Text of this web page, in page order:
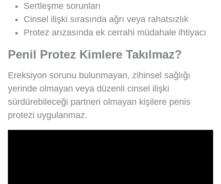
Sertleşme sorunları
Cinsel ilişki sırasında ağrı veya rahatsızlık
Protez arızasında ek cerrahi müdahale ihtiyacı
Penil Protez Kimlere Takılmaz?
Ereksiyon sorunu bulunmayan, zihinsel sağlığı
yerinde olmayan veya düzenli cinsel ilişki
sürdürebileceği partneri olmayan kişilere penis
protezi uygulanmaz.